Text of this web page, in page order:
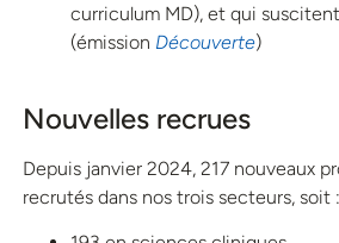
curriculum MD), et qui
(émission Découverte)
Nouvelles recrues
Depuis janvier 2024, 217 nouveaux
recrutés dans nos trois secteurs, soit :